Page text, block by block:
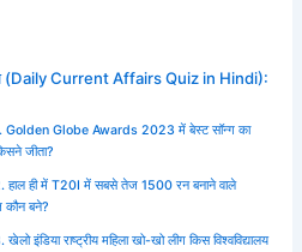
(Daily Current Affairs Quiz in Hindi):
Golden Globe Awards 2023 में बेस्ट सॉन्ग का
जीता?
हाल ही में T20I में सबसे तेज 1500 रन बनाने वाले
कौन बने?
इंडिया राष्ट्रीय महिला खो-खो लीग किस विश्वविद्यालय